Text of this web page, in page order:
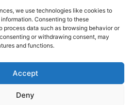
we use technologies like cookies to
Consenting to these
process data such as browsing behavior or
or withdrawing consent, may
and functions.
Accept
Deny
Vovó
para mostrar.